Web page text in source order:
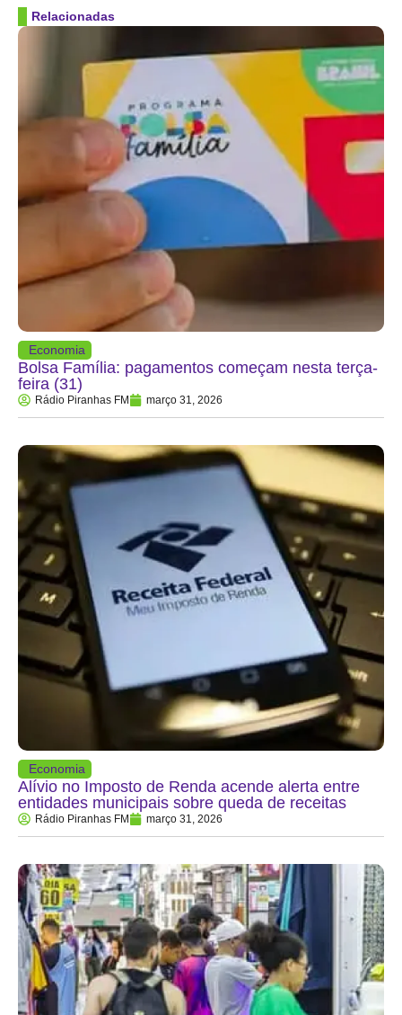
Relacionadas
Economia
Bolsa Família: pagamentos começam nesta terça-
feira (31)
Rádio Piranhas FM março 31, 2026
Economia
Alívio no Imposto de Renda acende alerta entre
entidades municipais sobre queda de receitas
Rádio Piranhas FM março 31, 2026